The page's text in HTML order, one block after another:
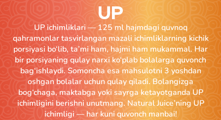
UP
UP ichimliklari — 125 ml hajmdagi quvnoq
qahramonlar tasvirlangan mazali ichimliklarning kichik
porsiyasi bo‘lib, ta’mi ham, hajmi ham mukammal. Har
bir porsiyaning qulay narxi ko‘plab bolalarga quvonch
bag‘ishlaydi. Somoncha esa mahsulotni 3 yoshdan
oshgan bolalar uchun qulay qiladi. Bolangizga
bog‘chaga, maktabga yoki sayrga ketayotganda UP
ichimligini berishni unutmang. Natural Juice’ning UP
ichimligi — har kuni quvonch manbai!